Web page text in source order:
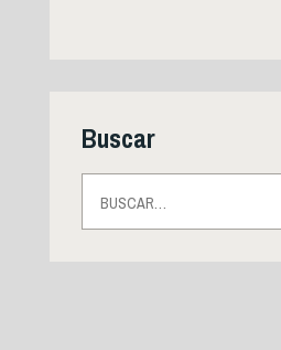
Buscar